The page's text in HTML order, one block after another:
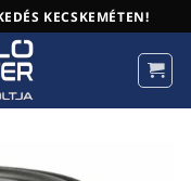
KECSKEMÉTEN!